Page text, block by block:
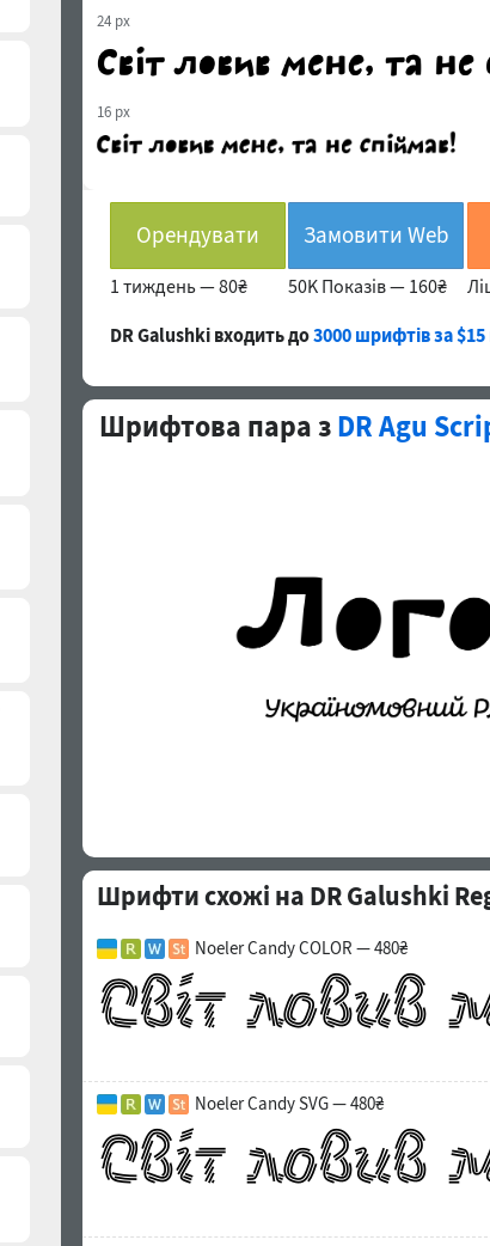
24 px
16 px
Орендувати
1 тиждень —80₴
Замовити Web
50K Показів — 160₴
DR Galushki входить до3000 шрифтів за
Шрифтова пара зDR Agu
Шрифти схожі на DR Galushki
Noeler Candy COLOR — 480₴
Noeler Candy SVG — 480₴